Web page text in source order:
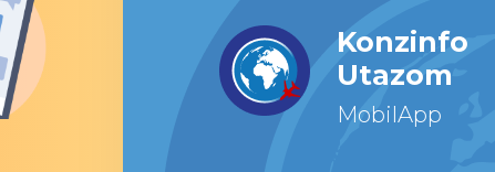
Konzinfo
Utazom
MobilApp